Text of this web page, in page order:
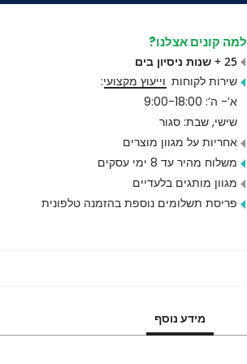
למה קונים אצלנו?
25 + שנות ניסיון בים
שירות לקוחות וייעוץ מקצועי:
א’- ה’: 9:00-18:00
שישי, שבת: סגור
אחריות על מגוון מוצרים
משלוח מהיר עד 8 ימי עסקים
מגוון מותגים בלעדיים
פריסת תשלומים נוספת בהזמנה טלפונית
מידע נוסף